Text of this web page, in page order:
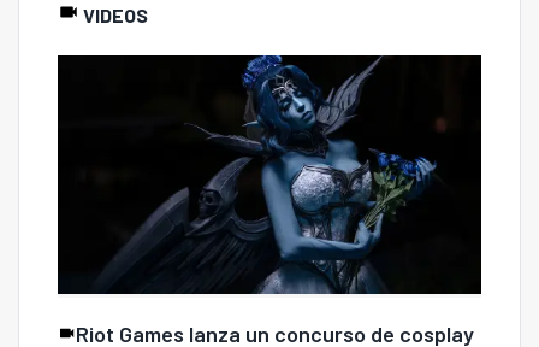
VIDEOS
Riot Games lanza un concurso de cosplay